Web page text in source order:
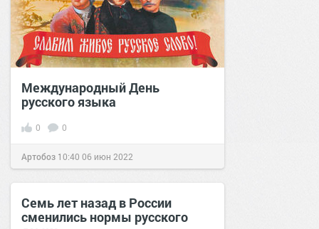
Международный День
русского языка
0 0
Артобоз 10:40 06 июн 2022
Семь лет назад в России
сменились нормы русского